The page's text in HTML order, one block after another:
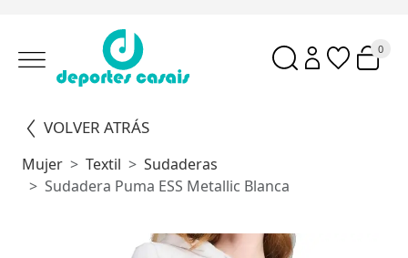
0
VOLVER ATRÁS
Mujer Textil
Sudaderas
Sudadera Puma ESS Metallic Blanca